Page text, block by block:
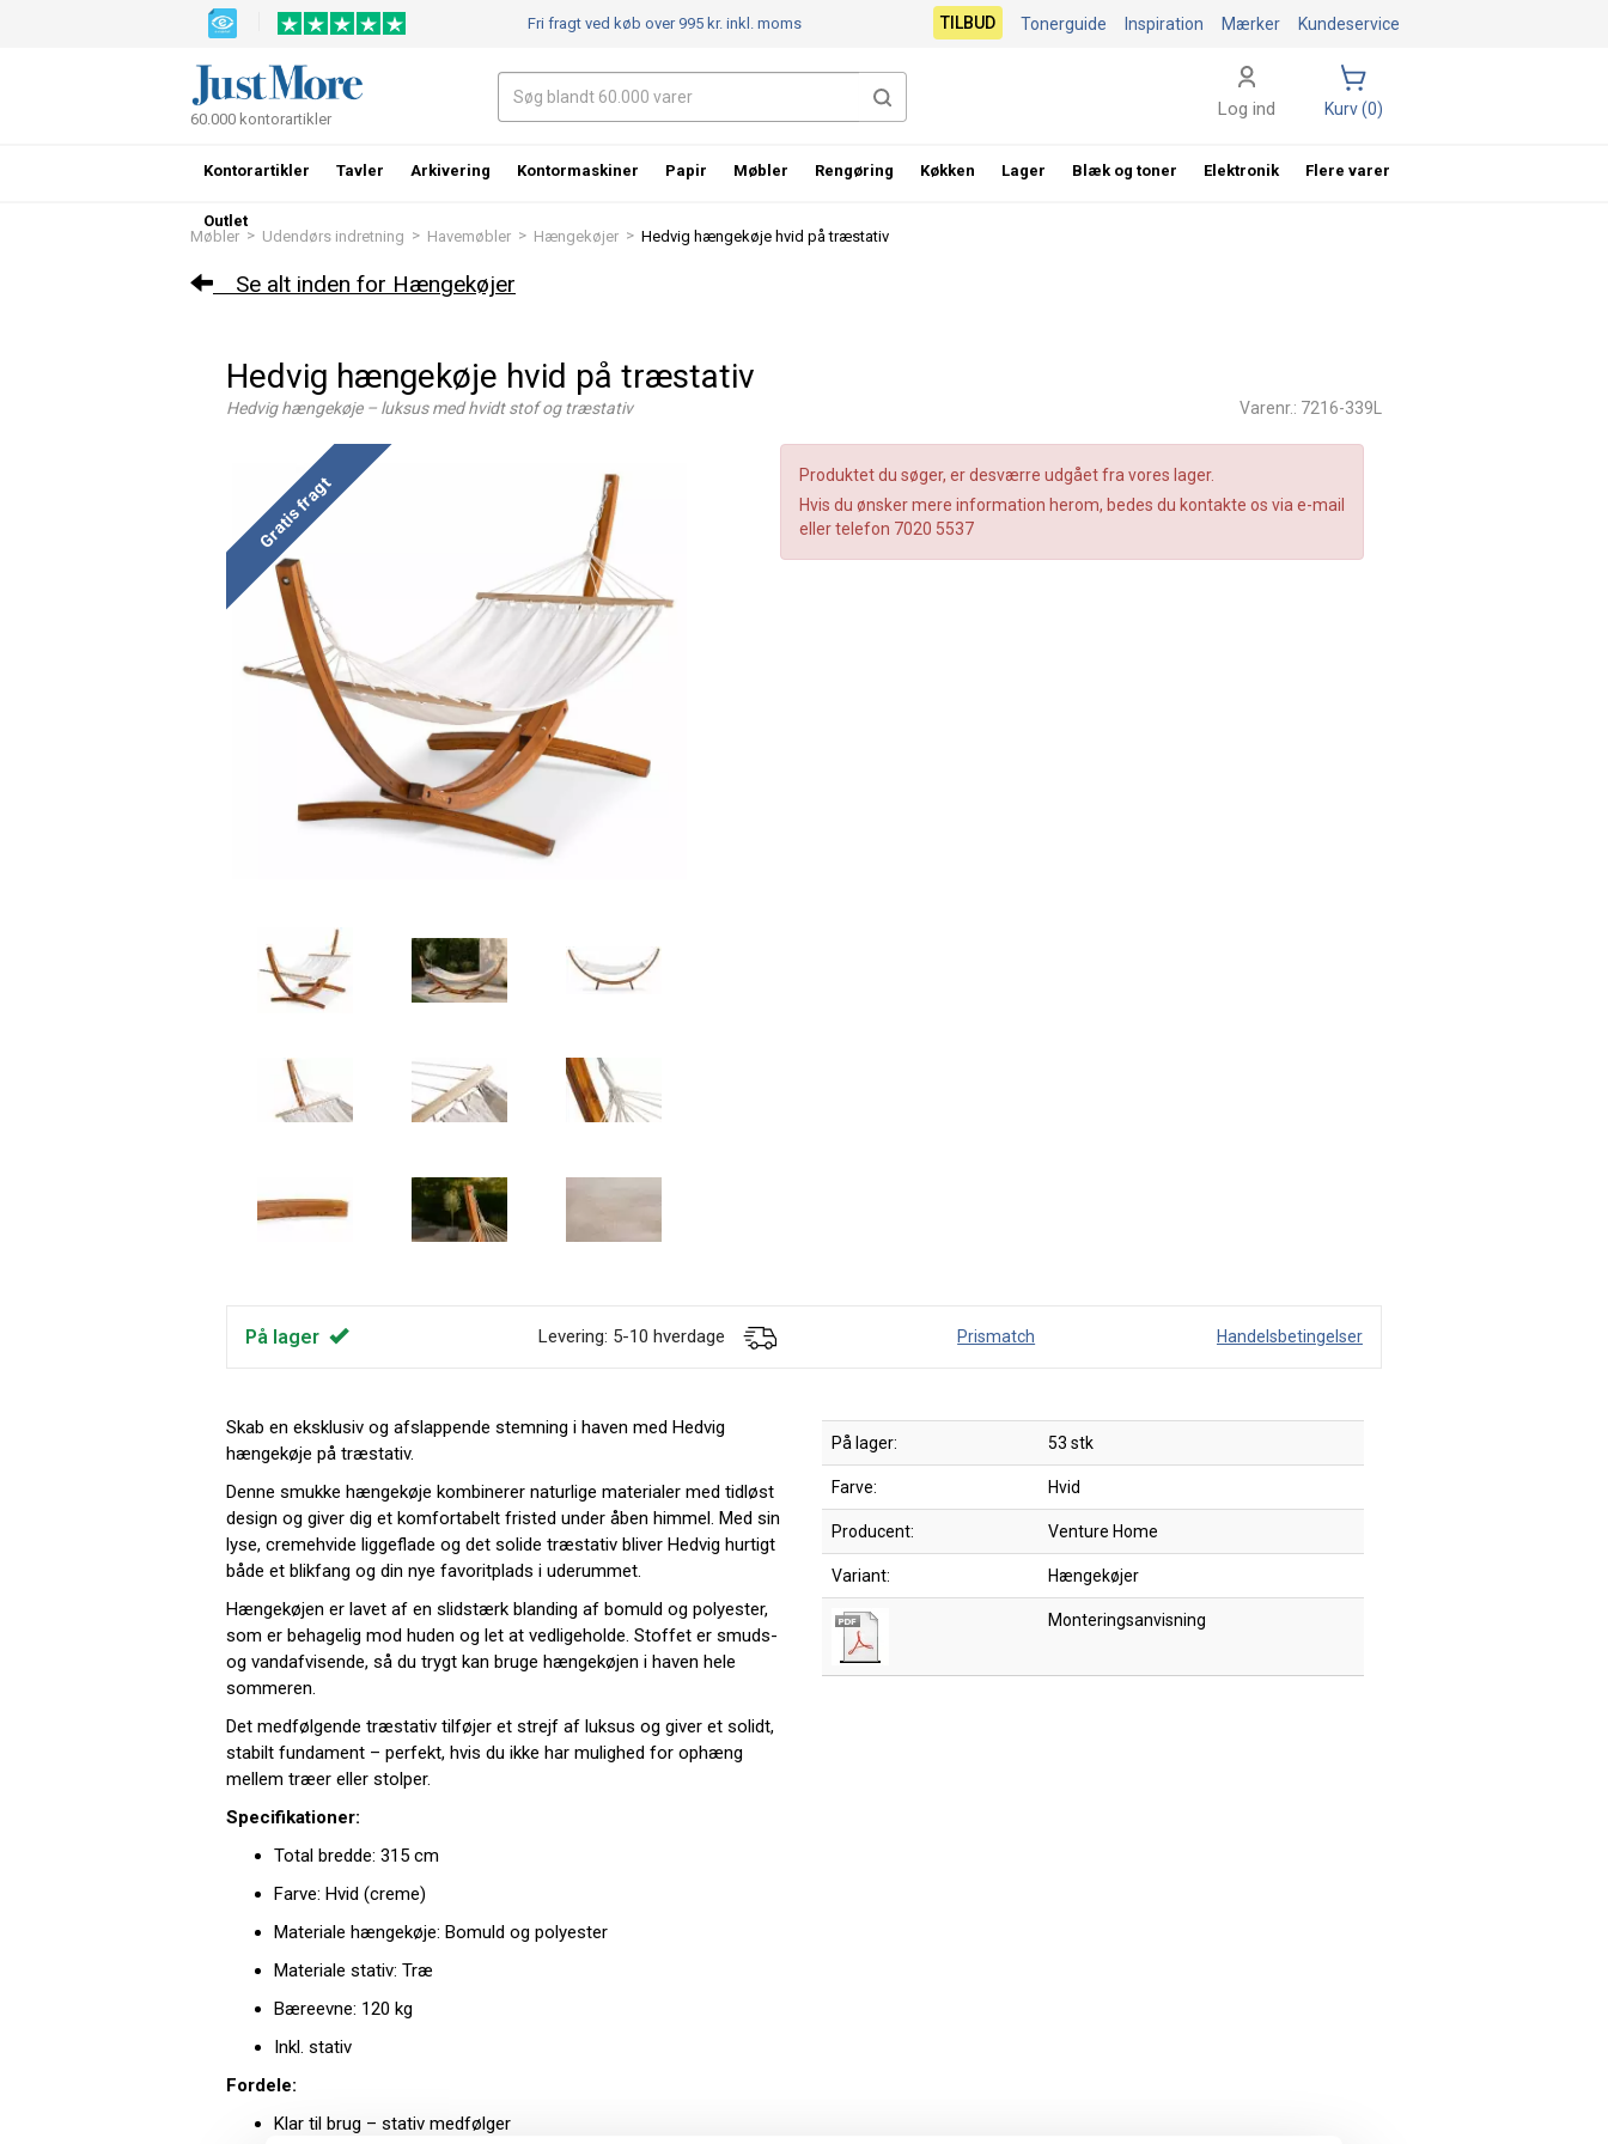
Møbler > Udendørs indretning > Havemøbler > Hængekøjer > Hedvig hængekøje hvid på træstativ
Se alt inden for Hængekøjer
Hedvig hængekøje hvid på træstativ
Hedvig hængekøje – luksus med hvidt stof og træstativ Varenr.: 7216-339L
Gratis fragt
Produktet du søger, er desværre udgået fra vores lager.
Hvis du ønsker mere information herom, bedes du kontakte os via e-mail
eller telefon 7020 5537
På lager Levering: 5-10 hverdage Prismatch Handelsbetingelser
Skab en eksklusiv og afslappende stemning i haven med Hedvig
hængekøje på træstativ.
Denne smukke hængekøje kombinerer naturlige materialer med tidløst
design og giver dig et komfortabelt fristed under åben himmel. Med sin
lyse, cremehvide liggeflade og det solide træstativ bliver Hedvig hurtigt
både et blikfang og din nye favoritplads i uderummet.
Hængekøjen er lavet af en slidstærk blanding af bomuld og polyester,
som er behagelig mod huden og let at vedligeholde. Stoffet er smuds-
og vandafvisende, så du trygt kan bruge hængekøjen i haven hele
sommeren.
Det medfølgende træstativ tilføjer et strejf af luksus og giver et solidt,
stabilt fundament – perfekt, hvis du ikke har mulighed for ophæng
mellem træer eller stolper.
Specifikationer:
Total bredde: 315 cm
Farve: Hvid (creme)
Materiale hængekøje: Bomuld og polyester
Materiale stativ: Træ
Bæreevne: 120 kg
Inkl. stativ
Fordele:
Klar til brug – stativ medfølger
På lager: 53 stk
Farve: Hvid
Producent: Venture Home
Variant: Hængekøjer
Monteringsanvisning
Fri fragt ved køb over 995 kr.inkl. moms Kundeservice
Mærker
Inspiration
Tonerguide
TILBUD
60.000 kontorartikler Log ind Kurv (0)
Kontorartikler Tavler Arkivering Kontormaskiner Papir Møbler Rengøring Køkken Lager Blæk og toner Elektronik Flere varer
Outlet